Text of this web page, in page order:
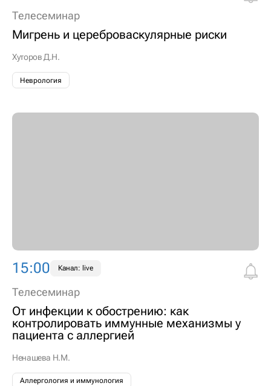
Телесеминар
Мигрень и цереброваскулярные риски
Хуторов Д.Н.
Неврология
15:00 Канал: live
Телесеминар
От инфекции к обострению: как
контролировать иммунные механизмы у
пациента с аллергией
Ненашева Н.М.
Аллергология и иммунология